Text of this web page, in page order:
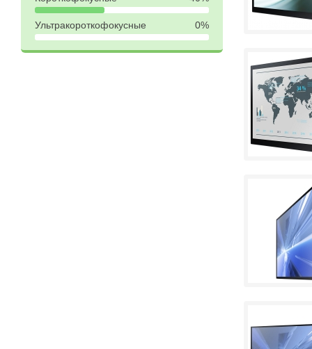
Ультракороткофокусные 0%